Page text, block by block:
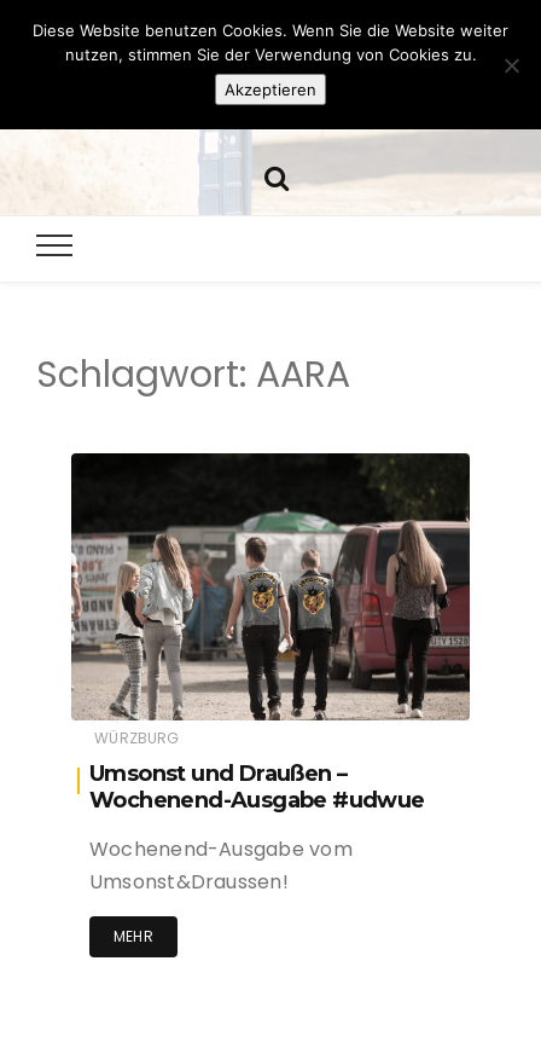
Hazamelistan
Schlagwort: AARA
WÜRZBURG
Umsonst und Draußen –
Wochenend-Ausgabe #udwue
Wochenend-Ausgabe vom
Umsonst&Draussen!
MEHR
Diese Website benutzen Cookies. Wenn Sie die Website weiter
nutzen, stimmen Sie der Verwendung von Cookies zu.
Akzeptieren